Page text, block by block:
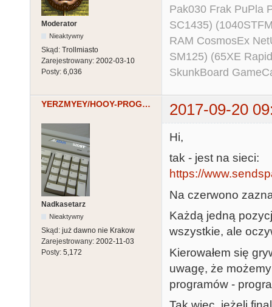
Moderator
Nieaktywny
Skąd: Trollmiasto
Zarejestrowany: 2002-03-10
Posty: 6,036
Pak030 Frak PuPla
SC1435)
RAM CosmosEx
SM125) (65XE
SkunkBoard
YERZMYEY/HOOY-PROGRAM 2017-09-20
Nadkasetarz
Nieaktywny
Skąd: już dawno nie Krakow
Zarejestrowany: 2002-11-03
Posty: 5,172
Hi,
tak - jest na sieci:
https://
Na czerwono
Każdą jedną
wszystkie, ale
Kierowałem się
uwagę, że
programów -